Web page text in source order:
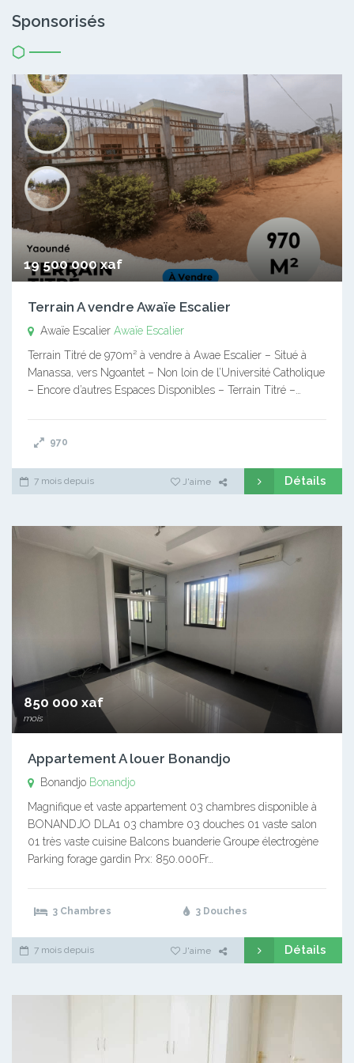
Sponsorisés
19 500 000 xaf
Terrain A vendre Awaïe Escalier
Awaïe Escalier Awaïe Escalier
Terrain Titré de 970m² à vendre à Awae Escalier – Situé à
Manassa, vers Ngoantet – Non loin de l’Université Catholique
– Encore d’autres Espaces Disponibles – Terrain Titré –…
970
7 mois depuis J'aime Détails
850 000 xaf
mois
Appartement A louer Bonandjo
Bonandjo Bonandjo
Magnifique et vaste appartement 03 chambres disponible à
BONANDJO DLA1 03 chambre 03 douches 01 vaste salon
01 très vaste cuisine Balcons buanderie Groupe électrogène
Parking forage gardin Prx: 850.000Fr…
3 Chambres 3 Douches
7 mois depuis J'aime Détails